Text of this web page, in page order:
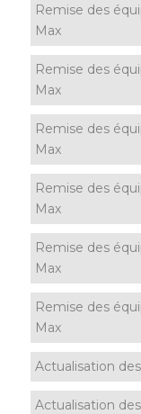
Remise des
Max
Remise des
Max
Remise des
Max
Remise des
Max
Remise des
Max
Remise des
Max
Actualisation
Actualisation